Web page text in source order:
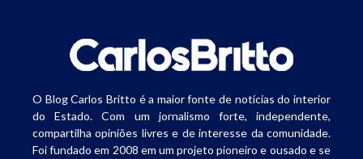
O Blog Carlos Britto é a maior fonte de notícias do interior
do Estado. Com um jornalismo forte, independente,
compartilha opiniões livres e de interesse da comunidade.
Foi fundado em 2008 em um projeto pioneiro e ousado e se